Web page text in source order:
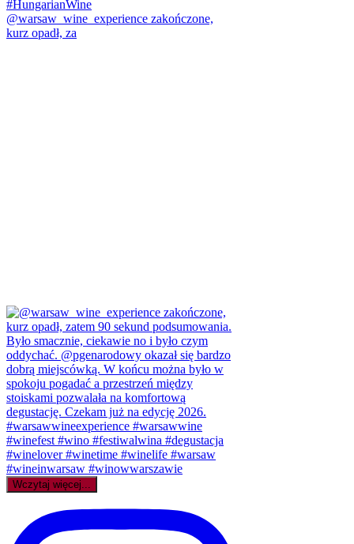
@warsaw_wine_experience zakończone,
kurz opadł, za
Wczytaj więcej...